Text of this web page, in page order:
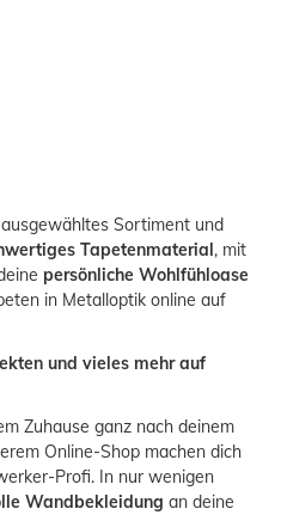
Sortiment und
Tapetenmaterial, mit
persönliche Wohlfühloase
in Metalloptik online auf
und vieles mehr auf
Zuhause ganz nach deinem
Online-Shop machen dich
Profi. In nur wenigen
Wandbekleidung an deine